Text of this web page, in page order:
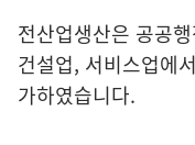
전산업생산은 공공
건설업, 서비스업에
가하였습니다.